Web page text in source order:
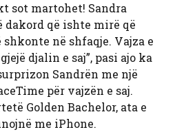
sot martohet! Sandra
dakord që ishte mirë që
në shfaqje. Vajza e
djalin e saj”, pasi ajo ka
Sandrën me një
për vajzën e saj.
Golden Bachelor, ata e
me iPhone.